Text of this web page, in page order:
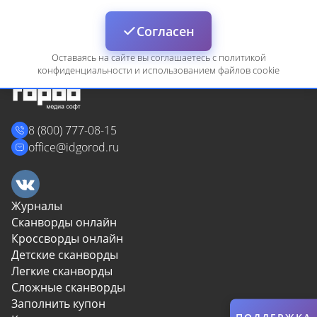
Журналы
Сканворды онлайн
Кроссворды онлайн
Детские сканворды
Легкие сканворды
Сложные сканворды
Заполнить купон
8 (800) 777-08-15
office@idgorod.ru
Оставаясь на сайте вы соглашаетесь с политикой
конфиденциальности и использованием файлов cookie
Согласен